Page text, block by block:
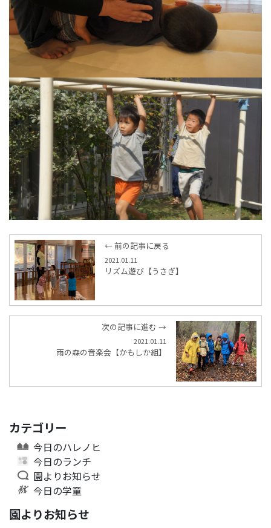
← 前の記事に戻る
2021.01.11
リズム遊び【うさぎ】
次の記事に進む →
2021.01.11
雨の森の音楽会【かもしか組】
カテゴリー
今日のハレノヒ
今日のランチ
園よりお知らせ
今日の学童
園よりお知らせ